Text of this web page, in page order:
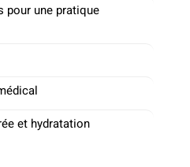
pour une pratique
et hydratation